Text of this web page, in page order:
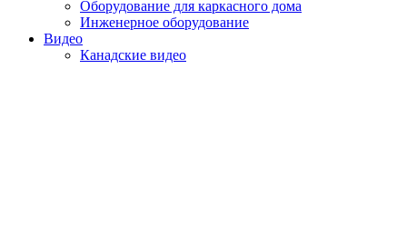
Оборудование для каркасного дома
Инженерное оборудование
Видео
Канадские видео